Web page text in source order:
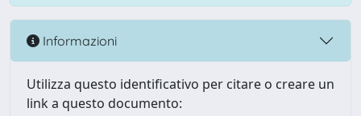
Informazioni
Utilizza questo identificativo per citare o creare un
link a questo documento: